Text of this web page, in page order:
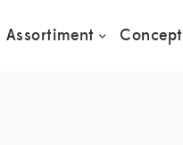
Assortiment Concept